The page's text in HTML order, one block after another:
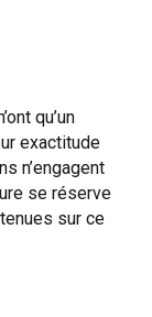
qu’un
exactitude
n’engagent
se réserve
sur ce